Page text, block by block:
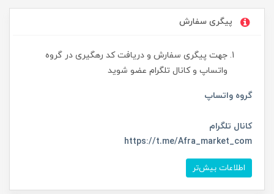
پیگری سفارش
جهت پیگری سفارش و دریافت کد رهگیری در گروه
واتساپ و کانال تلگرام عضو شوید
گروه واتساپ
کانال تلگرام
https://t.me/Afra_market_com
اطلاعات بیش‌تر